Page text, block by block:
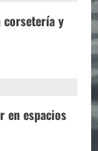
corsetería y
en espacios